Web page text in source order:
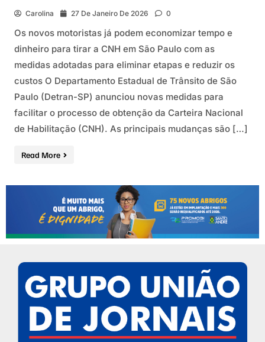
Carolina 27 De Janeiro De 2026 0
Os novos motoristas já podem economizar tempo e
dinheiro para tirar a CNH em São Paulo com as
medidas adotadas para eliminar etapas e reduzir os
custos O Departamento Estadual de Trânsito de São
Paulo (Detran-SP) anunciou novas medidas para
facilitar o processo de obtenção da Carteira Nacional
de Habilitação (CNH). As principais mudanças são […]
Read More